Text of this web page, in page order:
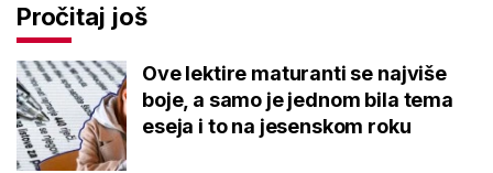
Pročitaj još
Ove lektire maturanti se najviše
boje, a samo je jednom bila tema
eseja i to na jesenskom roku